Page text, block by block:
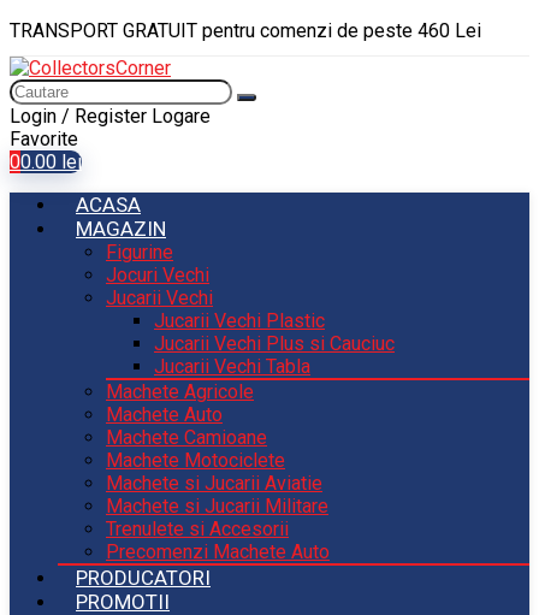
TRANSPORT GRATUIT pentru comenzi de peste 460 Lei
Login / Register Logare
Favorite
00.00 lei
ACASA
MAGAZIN
Figurine
Jocuri Vechi
Jucarii Vechi
Jucarii Vechi Plastic
Jucarii Vechi Plus si Cauciuc
Jucarii Vechi Tabla
Machete Agricole
Machete Auto
Machete Camioane
Machete Motociclete
Machete si Jucarii Aviatie
Machete si Jucarii Militare
Trenulete si Accesorii
Precomenzi Machete Auto
PRODUCATORI
PROMOTII